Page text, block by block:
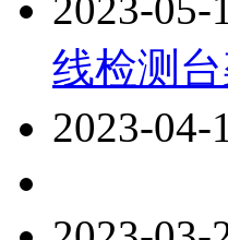
线检测
2023-04-